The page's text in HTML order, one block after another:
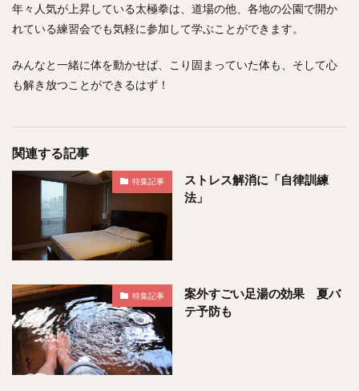
年々人気が上昇している太極拳は、道場の他、各地の公園で開か
れている練習会でも気軽に参加して学ぶことができます。
みんなと一緒に体を動かせば、こり固まっていた体も、そして心
も解き放つことができるはず！
関連する記事
特集記事
ストレス解消に「自律訓練
法」
特集記事
案外すごい足湯の効果 夏バ
テ予防も